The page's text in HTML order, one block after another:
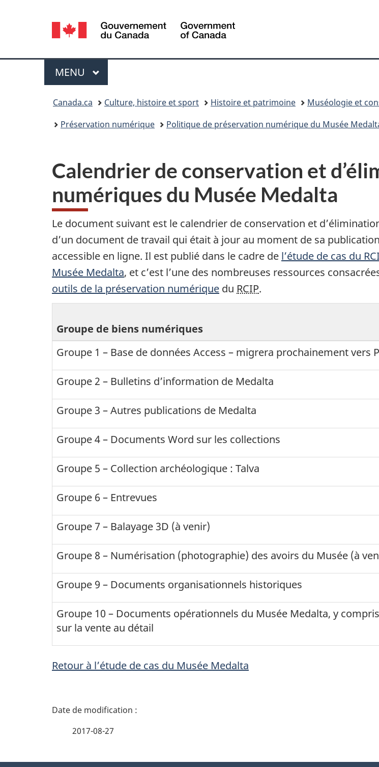
sujet
HTML
Sélection
de
la
langue
Canada
Menu
MENU PRINCIPAL
Canada.ca Culture, histoire et sport Histoire et patrimoine Muséologie et
Préservation numérique
Politique de préservation numérique du Musée
Calendrier de conservation et
numériques du Musée Medalta
Le document suivant est le calendrier de conservation et
d’un document de travail qui était à jour au moment de sa
accessible en ligne. Il est publié dans le cadre de l’étude de cas du
Musée Medalta, et c’est l’une des nombreuses ressources
outils de la préservation numérique du RCIP.
Groupe de biens numériques
Groupe 1 – Base de données Access – migrera prochainement vers
Groupe 2 – Bulletins d’information de Medalta
Groupe 3 – Autres publications de Medalta
Groupe 4 – Documents Word sur les collections
Groupe 5 – Collection archéologique : Talva
Groupe 6 – Entrevues
Groupe 7 – Balayage 3D (à venir)
Groupe 8 – Numérisation (photographie) des avoirs du Musée (à
Groupe 9 – Documents organisationnels historiques
Groupe 10 – Documents opérationnels du Musée Medalta, y
sur la vente au détail
Retour à l’étude de cas du Musée Medalta
D
2017-08-27